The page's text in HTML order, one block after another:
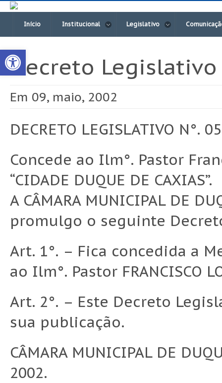
Open toolbar
Início Institucional Legislativo
Decreto
Em 09, maio, 2002
DECRETO LEGISLATIVO N°.
Concede ao Ilm°. Pastor
“CIDADE DUQUE DE CAXIAS”.
A CÂMARA MUNICIPAL DE
promulgo o seguinte
Art. 1°. – Fica concedida a
ao Ilm°. Pastor FRANCISCO
Art. 2°. – Este Decreto
sua publicação.
CÂMARA MUNICIPAL DE
2002.